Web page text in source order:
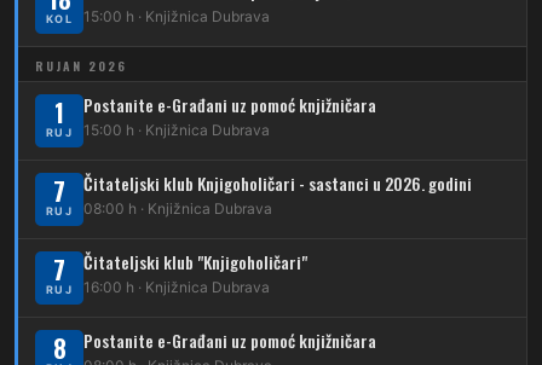
214 Koledinečka – Resnički gaj
223 Dubrava – Trnovčica – Dubec
230 Dubrava – Granešinski Novaki
232 Dubrava – Jazbina
269
DUBEC
212
KOL 15:00 h · Knjižnica Dubrava
RUJAN 2026
1
RUJ
Postanite e-Građani uz pomoć knjižničara
15:00 h · Knjižnica Dubrava
7
RUJ
Čitateljski klub Knjigoholičari - sastanci u 2026. godini
08:00 h · Knjižnica Dubrava
7
RUJ
Čitateljski klub "Knjigoholičari"
16:00 h · Knjižnica Dubrava
8 Postanite e-Građani uz pomoć knjižničara